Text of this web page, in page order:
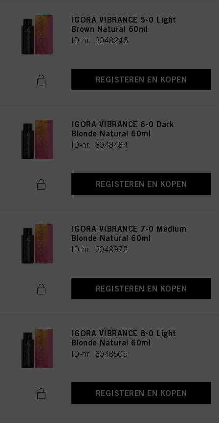
IGORA VIBRANCE 5-0 Light
Brown Natural 60ml
ID-nr. 3048246
REGISTEREN EN KOPEN
IGORA VIBRANCE 6-0 Dark
Blonde Natural 60ml
ID-nr. 3048484
REGISTEREN EN KOPEN
IGORA VIBRANCE 7-0 Medium
Blonde Natural 60ml
ID-nr. 3048972
REGISTEREN EN KOPEN
IGORA VIBRANCE 8-0 Light
Blonde Natural 60ml
ID-nr. 3048505
REGISTEREN EN KOPEN